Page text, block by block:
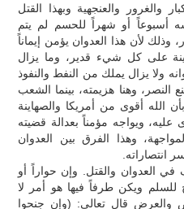
والغرور والعنجهية وبهذا القتل
أسبوعاً أو شهراً للحسم لم يتم
وذلك لأن هذا العدوان يؤمن إيماناً
على كل شيء قدير، وما يزال
ولا يزال يملك من النفط والنفوذ
النصر، وهنا هزيمته، بينما الشعب
الله أقوى من أمريكا والصهاينة
عليه، ويواجه مؤمناً بعدالة قضيته
وهذا الفرق بين العدوان
انتصاراته.
العدوان والقتل. وإن حواراً أو
للسلم ويكن طرفاً فيها هو أمر لا
والعرض قال تعالى: (وإن جنحوا